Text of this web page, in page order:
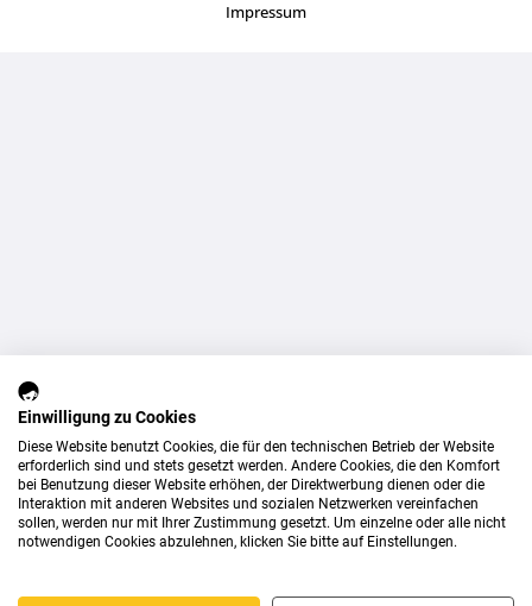
Impressum
Einwilligung zu Cookies
Diese Website benutzt Cookies, die für den technischen Betrieb der Website
erforderlich sind und stets gesetzt werden. Andere Cookies, die den Komfort
bei Benutzung dieser Website erhöhen, der Direktwerbung dienen oder die
Interaktion mit anderen Websites und sozialen Netzwerken vereinfachen
sollen, werden nur mit Ihrer Zustimmung gesetzt. Um einzelne oder alle nicht
notwendigen Cookies abzulehnen, klicken Sie bitte auf Einstellungen.